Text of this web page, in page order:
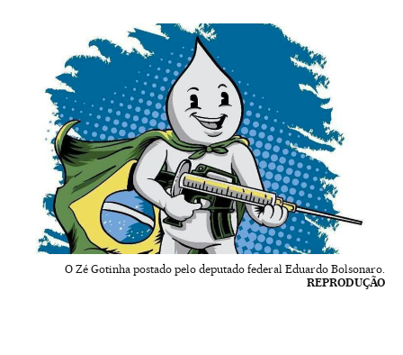
O Zé Gotinha postado pelo deputado federal Eduardo Bolsonaro.
REPRODUÇÃO